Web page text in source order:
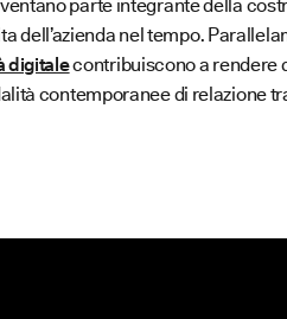
parte integrante della
dell’azienda nel tempo.
digitalecontribuiscono a rendere
contemporanee di relazione